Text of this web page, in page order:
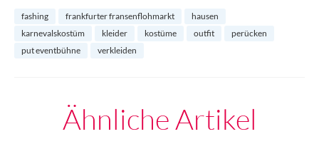
fashing frankfurter fransenflohmarkt
hausen
karnevalskostüm
kleider kostüme outfit
perücken
put eventbühne
verkleiden
Ähnliche Artikel